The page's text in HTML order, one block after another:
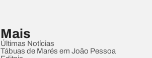
Mais
Últimas Notícias
Tábuas de Marés em João Pessoa